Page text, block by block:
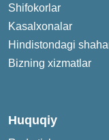
Shifokorlar
Kasalxonalar
Hindistondagi
Bizning xizmatlar
Huquqiy